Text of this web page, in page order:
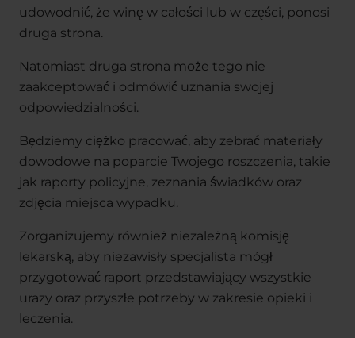
udowodnić, że winę w całości lub w części, ponosi
druga strona.
Natomiast druga strona może tego nie
zaakceptować i odmówić uznania swojej
odpowiedzialności.
Będziemy ciężko pracować, aby zebrać materiały
dowodowe na poparcie Twojego roszczenia, takie
jak raporty policyjne, zeznania świadków oraz
zdjęcia miejsca wypadku.
Zorganizujemy również niezależną komisję
lekarską, aby niezawisły specjalista mógł
przygotować raport przedstawiający wszystkie
urazy oraz przyszłe potrzeby w zakresie opieki i
leczenia.